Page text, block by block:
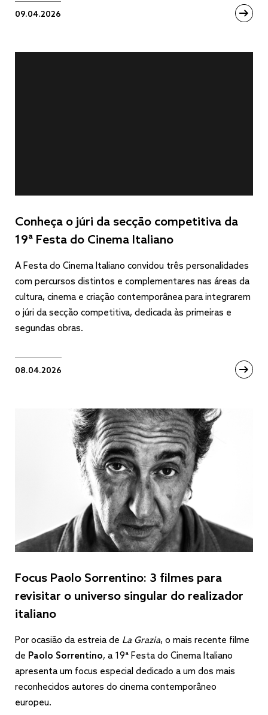
09.04.2026
Conheça o júri da secção competitiva da
19ª Festa do Cinema Italiano
A Festa do Cinema Italiano convidou três personalidades
com percursos distintos e complementares nas áreas da
cultura, cinema e criação contemporânea para integrarem
o júri da secção competitiva, dedicada às primeiras e
segundas obras.
08.04.2026
Focus Paolo Sorrentino: 3 filmes para
revisitar o universo singular do realizador
italiano
Por ocasião da estreia de La Grazia, o mais recente filme
de Paolo Sorrentino, a 19ª Festa do Cinema Italiano
apresenta um focus especial dedicado a um dos mais
reconhecidos autores do cinema contemporâneo
europeu.